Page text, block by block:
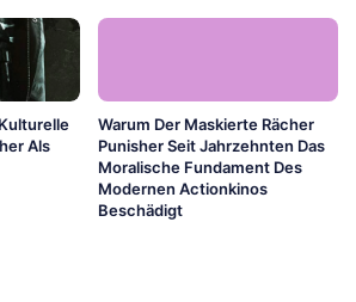
Als
Warum Der Maskierte Rächer
Punisher Seit Jahrzehnten Das
Moralische Fundament Des
Modernen Actionkinos
Beschädigt